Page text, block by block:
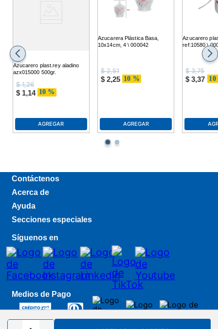
Azucarero plast.rey aladino
azx015000 500gr.
$1,26
$ 1,14 10 %
AGREGAR
Azucarera Plástica Basa,
10x14cm, 4 \ 000042
$2,51
$2,25 10 %
AGREGAR
Azucarero
ref:10580 \
$3,75
$3,37
Contáctenos
Acerca de
Ayuda
Secciones especiales
Síguenos en
Medios de Pago